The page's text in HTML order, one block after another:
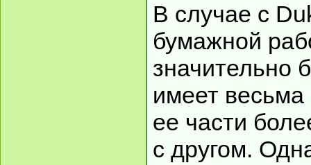
В случае с
бумажной
значительно
имеет
ее части
с другом.